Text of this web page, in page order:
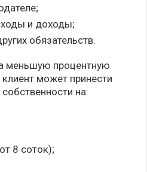
и доходы;
обязательств.
меньшую процентную
может принести
на:
8 соток);